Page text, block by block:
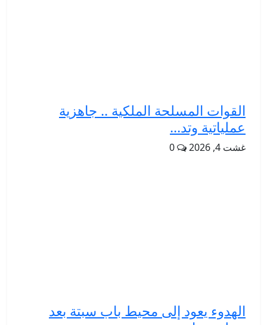
القوات المسلحة الملكية .. جاهزية
عملياتية وتد...
غشت 4, 2026 0
الهدوء يعود إلى محيط باب سبتة بعد